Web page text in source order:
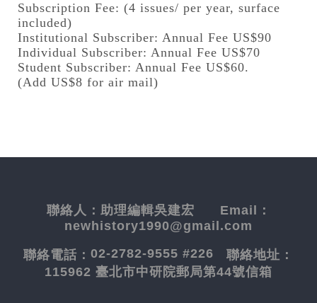
Subscription Fee: (4 issues/ per year, surface
included)
Institutional Subscriber: Annual Fee US$90
Individual Subscriber: Annual Fee US$70
Student Subscriber: Annual Fee US$60.
(Add US$8 for air mail)
聯絡人： 助理編輯吳建宏 Email：
newhistory1990@gmail.com
聯絡電話： 02-2782-9555 #226 聯絡地址：
115962 臺北市中研院郵局第44號信箱